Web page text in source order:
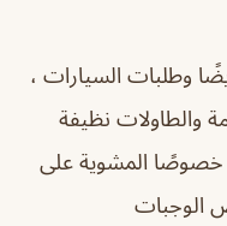
وطلبات السيارات ،
والطاولات نظيفة
خصوصًا المشوية على
الوجبات